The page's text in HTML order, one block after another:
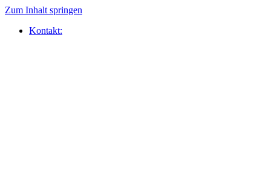
Zum Inhalt springen
Kontakt: